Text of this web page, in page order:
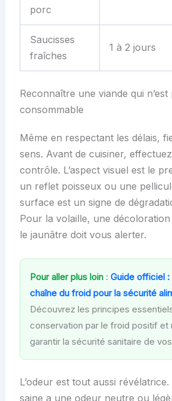
porc
Saucisses
fraîches
1 à 2 jours
Reconnaître une viande qui n’est
consommable
Même en respectant les délais,
sens. Avant de cuisiner,
contrôle. L’aspect visuel est le
un reflet poisseux ou une
surface est un signe de
Pour la volaille, une
le jaunâtre doit vous alerter.
Pour aller plus loin: Guide officiel :
chaîne du froid pour la sécurité
Découvrez les principes
conservation par le froid positif et
garantir la sécurité sanitaire de
L’odeur est tout aussi
saine a une odeur neutre ou